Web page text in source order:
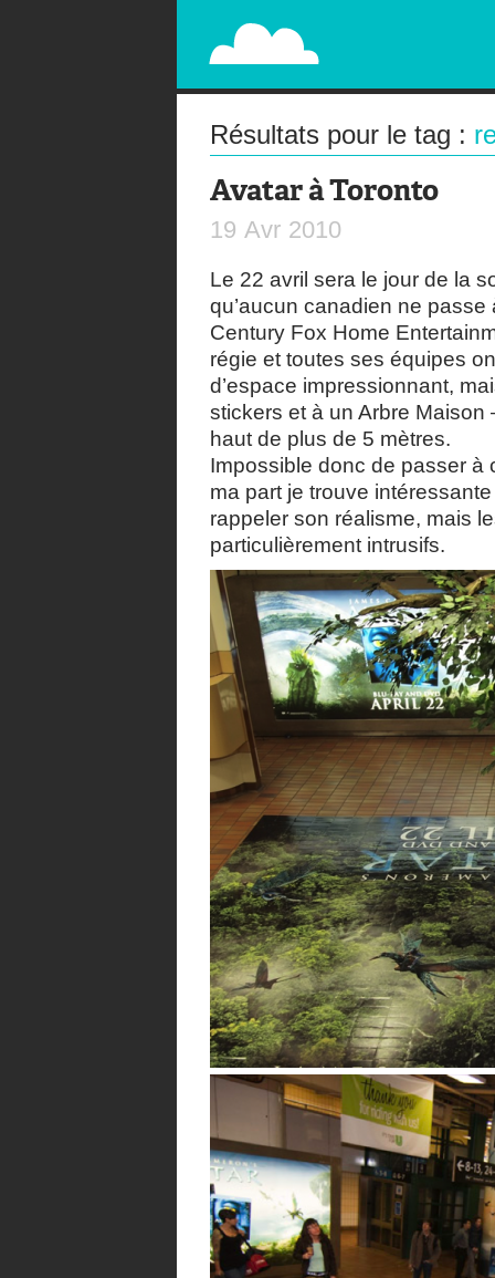
PAPERPLANE
STREET, AMBIENT, GUÉRILLA MARKETING
Résultats pour le tag :
Avatar à Toronto
19 Avr 2010
Le 22 avril sera le jour de la
qu’aucun canadien ne
Century Fox Home
régie et toutes ses équipes
d’espace impressionnant,
stickers et à un Arbre Maison
haut de plus de 5 mètres.
Impossible donc de passer à
ma part je trouve
rappeler son réalisme, mais
particulièrement intrusifs.